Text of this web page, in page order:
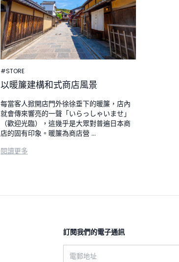
#STORE
以暖簾建構和式商店風景
每當客人掀開店門外徐徐垂下的暖簾，店內
就會傳來響亮的一聲「いらっしゃいませ」
（歡迎光臨），這幾乎是大眾對普遍日本商
店的固有印象。暖簾為商店營 ...
閱讀更多
訂閱我們的電子通訊​